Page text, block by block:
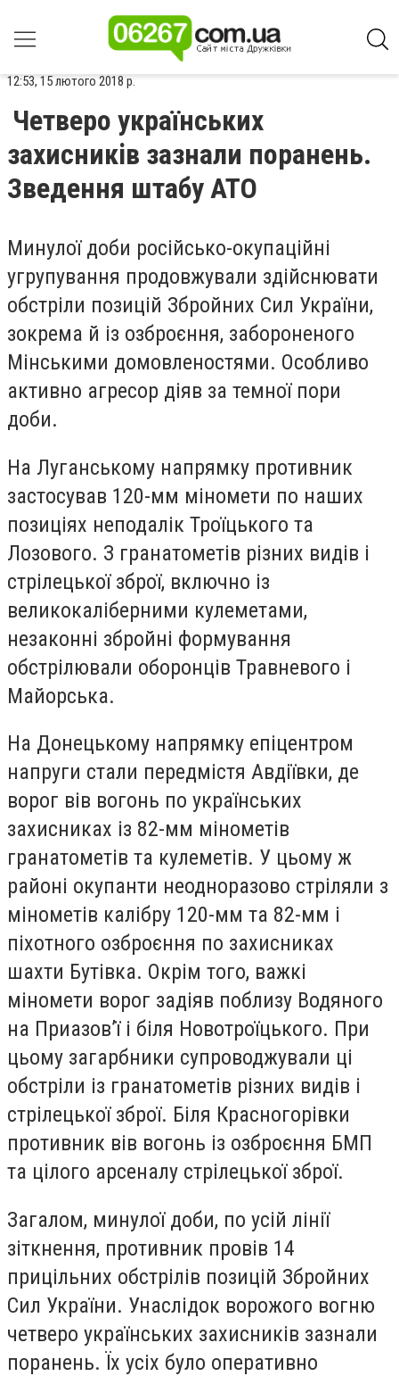
12:53, 15 лютого 2018 р.
Четверо українських
захисників зазнали поранень.
Зведення штабу АТО
Минулої доби російсько-окупаційні
угрупування продовжували здійснювати
обстріли позицій Збройних Сил України,
зокрема й із озброєння, забороненого
Мінськими домовленостями. Особливо
активно агресор діяв за темної пори
доби.
На Луганському напрямку противник
застосував 120-мм міномети по наших
позиціях неподалік Троїцького та
Лозового. З гранатометів різних видів і
стрілецької зброї, включно із
великокаліберними кулеметами,
незаконні збройні формування
обстрілювали оборонців Травневого і
Майорська.
На Донецькому напрямку епіцентром
напруги стали передмістя Авдіївки, де
ворог вів вогонь по українських
захисниках із 82-мм мінометів
гранатометів та кулеметів. У цьому ж
районі окупанти неодноразово стріляли з
мінометів калібру 120-мм та 82-мм і
піхотного озброєння по захисниках
шахти Бутівка. Окрім того, важкі
міномети ворог задіяв поблизу Водяного
на Приазов’ї і біля Новотроїцького. При
цьому загарбники супроводжували ці
обстріли із гранатометів різних видів і
стрілецької зброї. Біля Красногорівки
противник вів вогонь із озброєння БМП
та цілого арсеналу стрілецької зброї.
Загалом, минулої доби, по усій лінії
зіткнення, противник провів 14
прицільних обстрілів позицій Збройних
Сил України. Унаслідок ворожого вогню
четверо українських захисників зазнали
поранень. Їх усіх було оперативно